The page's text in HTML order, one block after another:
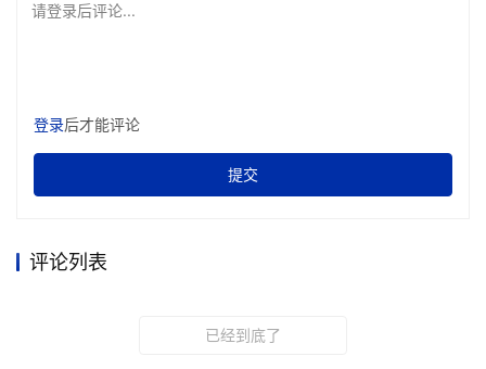
请登录后评论...
登录后才能评论
提交
评论列表
已经到底了